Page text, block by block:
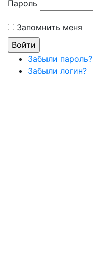
Пароль
Запомнить меня
Забыли пароль?
Забыли логин?